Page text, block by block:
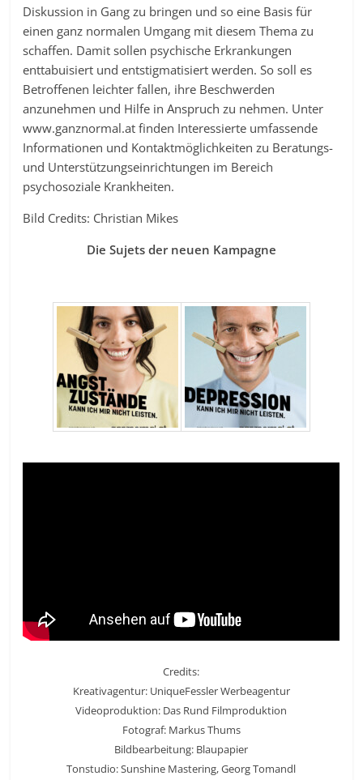
Diskussion in Gang zu bringen und so eine Basis für
einen ganz normalen Umgang mit diesem Thema zu
schaffen. Damit sollen psychische Erkrankungen
enttabuisiert und entstigmatisiert werden. So soll es
Betroffenen leichter fallen, ihre Beschwerden
anzunehmen und Hilfe in Anspruch zu nehmen. Unter
www.ganznormal.at finden Interessierte umfassende
Informationen und Kontaktmöglichkeiten zu Beratungs-
und Unterstützungseinrichtungen im Bereich
psychosoziale Krankheiten.
Bild Credits: Christian Mikes
Die Sujets der neuen Kampagne
Credits:
Kreativagentur: UniqueFessler Werbeagentur
Videoproduktion: Das Rund Filmproduktion
Fotograf: Markus Thums
Bildbearbeitung: Blaupapier
Tonstudio: Sunshine Mastering, Georg Tomandl